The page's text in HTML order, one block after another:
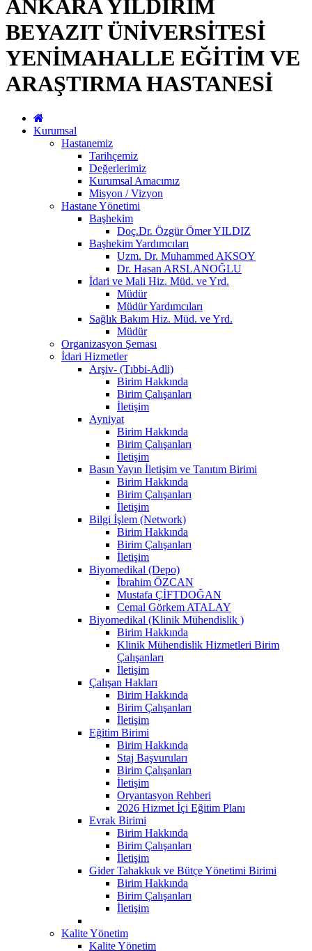
ANKARA YILDIRIM
BEYAZIT ÜNİVERSİTESİ
YENİMAHALLE EĞİTİM VE
ARAŞTIRMA HASTANESİ
Kurumsal
Hastanemiz
Tarihçemiz
Değerlerimiz
Kurumsal Amacımız
Misyon / Vizyon
Hastane Yönetimi
Başhekim
Doç.Dr. Özgür Ömer YILDIZ
Başhekim Yardımcıları
Uzm. Dr. Muhammed AKSOY
Dr. Hasan ARSLANOĞLU
İdari ve Mali Hiz. Müd. ve Yrd.
Müdür
Müdür Yardımcıları
Sağlık Bakım Hiz. Müd. ve Yrd.
Müdür
Organizasyon Şeması
İdari Hizmetler
Arşiv- (Tıbbi-Adli)
Birim Hakkında
Birim Çalışanları
İletişim
Ayniyat
Birim Hakkında
Birim Çalışanları
İletişim
Basın Yayın İletişim ve Tanıtım Birimi
Birim Hakkında
Birim Çalışanları
İletişim
Bilgi İşlem (Network)
Birim Hakkında
Birim Çalışanları
İletişim
Biyomedikal (Depo)
İbrahim ÖZCAN
Mustafa ÇİFTDOĞAN
Cemal Görkem ATALAY
Biyomedikal (Klinik Mühendislik )
Birim Hakkında
Klinik Mühendislik Hizmetleri Birim
Çalışanları
İletişim
Çalışan Hakları
Birim Hakkında
Birim Çalışanları
İletişim
Eğitim Birimi
Birim Hakkında
Staj Başvuruları
Birim Çalışanları
İletişim
Oryantasyon Rehberi
2026 Hizmet İçi Eğitim Planı
Evrak Birimi
Birim Hakkında
Birim Çalışanları
İletişim
Gider Tahakkuk ve Bütçe Yönetimi Birimi
Birim Hakkında
Birim Çalışanları
İletişim
Kalite Yönetim
Kalite Yönetim